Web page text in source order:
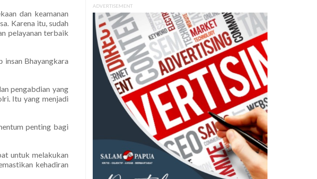
dan keamanan
Karena itu, sudah
pelayanan terbaik
insan Bhayangkara
pengabdian yang
Itu yang menjadi
penting bagi
untuk melakukan
kehadiran
ADVERTISEMENT